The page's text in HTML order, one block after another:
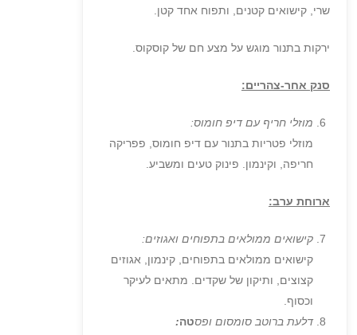
שרי, קישואים קטנים, ותפוח אחד קטן.
ירקות בתנור מוגש על מצע חם של קוסקוס.
סנק אחר-צהריים:
מוזלי חריף עם דיפ חומוס:
מוזלי פטריות בתנור עם דיפ חומוס, פפריקה
חריפה, וקינמון. פינוק טעים ומשביע.
ארוחת ערב:
קישואים ממולאים בתפוחים ואגוזים:
קישואים ממולאים בתפוחים, קינמון, אגוזים
קצוצים, ותיקון של שקדים. מתאים לעיקר
וכסוף.
דלעת ברוטב סומסום ופסטה: